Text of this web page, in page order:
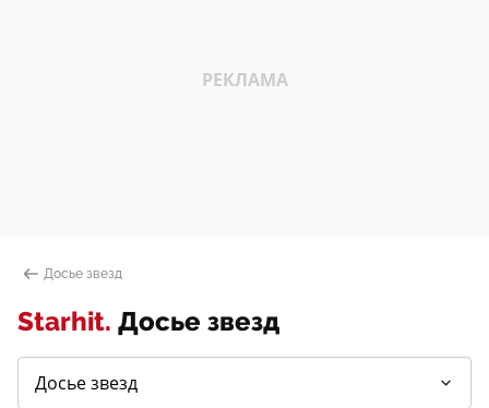
Досье звезд
Starhit. Досье звезд